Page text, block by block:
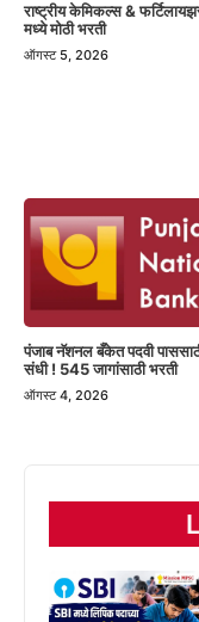
राष्ट्रीय केमिकल्स &
मध्ये मोठी भरती
ऑगस्ट 5, 2026
पंजाब नॅशनल बँकेत पदवी
संधी ! 545 जागांसाठी भरती
ऑगस्ट 4, 2026